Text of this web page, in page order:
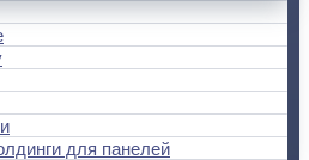
для панелей